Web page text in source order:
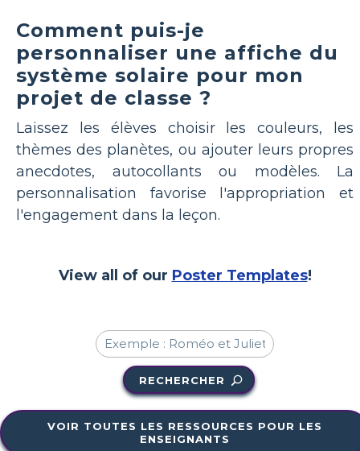
Comment puis-je
personnaliser une affiche du
système solaire pour mon
projet de classe ?
Laissez les élèves choisir les couleurs, les
thèmes des planètes, ou ajouter leurs propres
anecdotes, autocollants ou modèles. La
personnalisation favorise l'appropriation et
l'engagement dans la leçon.
View all of our Poster Templates!
RECHERCHER
VOIR TOUTES LES RESSOURCES POUR LES
ENSEIGNANTS